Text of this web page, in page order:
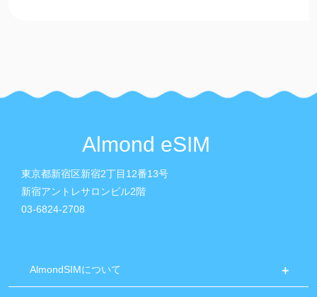
Almond eSIM
東京都新宿区新宿2丁目12番13号
新宿アントレサロンビル2階
03-6824-2708
AlmondSIMについて